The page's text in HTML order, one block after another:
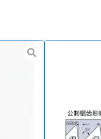
513
unidirektionale